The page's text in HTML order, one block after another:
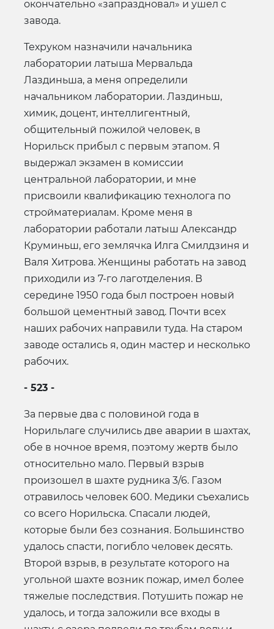
окончательно «запраздновал» и ушел с
завода.
Техруком назначили начальника
лаборатории латыша Мервальда
Лаздиньша, а меня определили
начальником лаборатории. Лаздиньш,
химик, доцент, интеллигентный,
общительный пожилой человек, в
Норильск прибыл с первым этапом. Я
выдержал экзамен в комиссии
центральной лаборатории, и мне
присвоили квалификацию технолога по
стройматериалам. Кроме меня в
лаборатории работали латыш Александр
Круминьш, его землячка Илга Смилдзиня и
Валя Хитрова. Женщины работать на завод
приходили из 7-го лаготделения. В
середине 1950 года был построен новый
большой цементный завод. Почти всех
наших рабочих направили туда. На старом
заводе остались я, один мастер и несколько
рабочих.
- 523 -
За первые два с половиной года в
Норильлаге случились две аварии в шахтах,
обе в ночное время, поэтому жертв было
относительно мало. Первый взрыв
произошел в шахте рудника 3/6. Газом
отравилось человек 600. Медики съехались
со всего Норильска. Спасали людей,
которые были без сознания. Большинство
удалось спасти, погибло человек десять.
Второй взрыв, в результате которого на
угольной шахте возник пожар, имел более
тяжелые последствия. Потушить пожар не
удалось, и тогда заложили все входы в